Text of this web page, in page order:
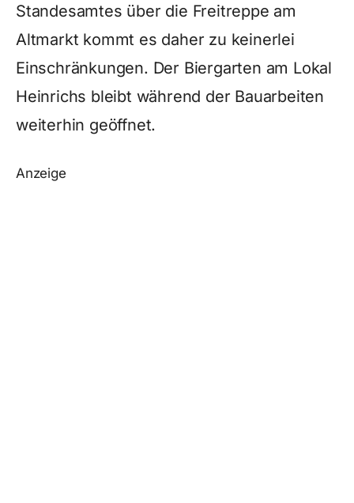
Standesamtes über die Freitreppe am
Altmarkt kommt es daher zu keinerlei
Einschränkungen. Der Biergarten am Lokal
Heinrichs bleibt während der Bauarbeiten
weiterhin geöffnet.
Anzeige